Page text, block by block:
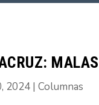
2024 | Columnas